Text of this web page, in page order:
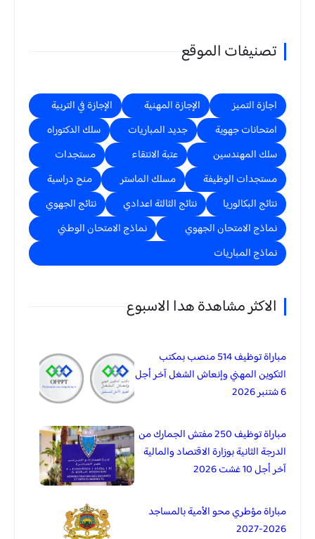
تصنيفات الموقع
اجازة التميز الإجازة المهنية
الإجازة في التربية
امتحانات جهوية
جديد المباريات
سلك الدكتوراه
سلك المهندسين
عتبة الانتقاء
مستجدات
مستجدات الوظيفة
مسلك الماستر
منح دراسية
نتائج البكالوريا
نتائج الثالثة اعدادي
نتائج الجهوي
نماذج الامتحان الجهوي
نماذج الامتحان الوطني
نماذج المباريات
الاكثر مشاهدة هدا الاسبوع
مباراة توظيف 514 منصب بمكتب
التكوين المهني وإنعاش الشغل آخر أجل
6 شتنبر 2026
مباراة توظيف 250 مفتش الجمارك من
الدرجة الثانية بوزارة الاقتصاد والمالية
آخر أجل 10 غشت 2026
مباراة مؤطري محو الأمية بالمساجد
2026-2027